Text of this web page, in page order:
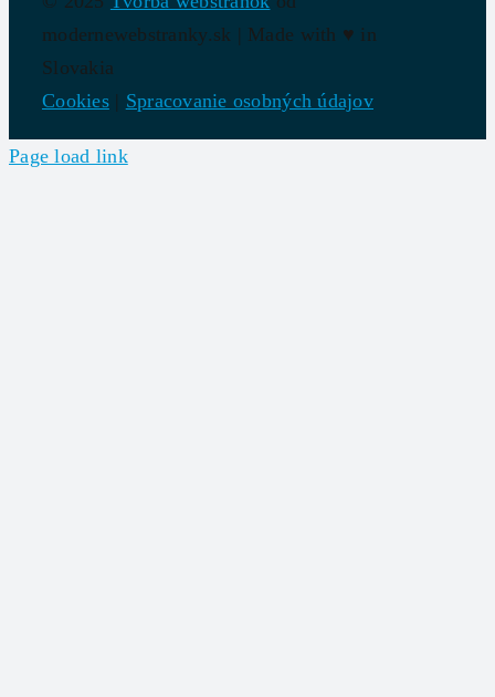
modernewebstranky.sk | Made with ♥ in
Slovakia
Cookies | Spracovanie osobných údajov
Page load link